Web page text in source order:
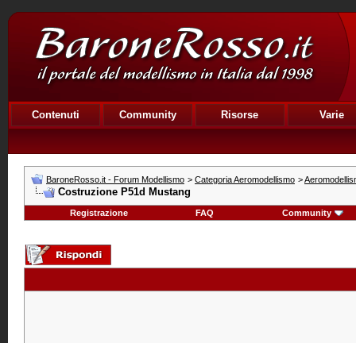
Contenuti Community Risorse Varie
BaroneRosso.it - Forum Modellismo > Categoria Aeromodellismo >
Costruzione P51d Mustang
Registrazione FAQ Community